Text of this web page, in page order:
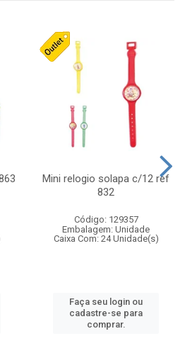
Mini relogio solapa c/12 ref
832
Código: 129357
Embalagem: Unidade
Caixa Com: 24 Unidade(s)
Faça seu login ou
cadastre-se para
comprar.